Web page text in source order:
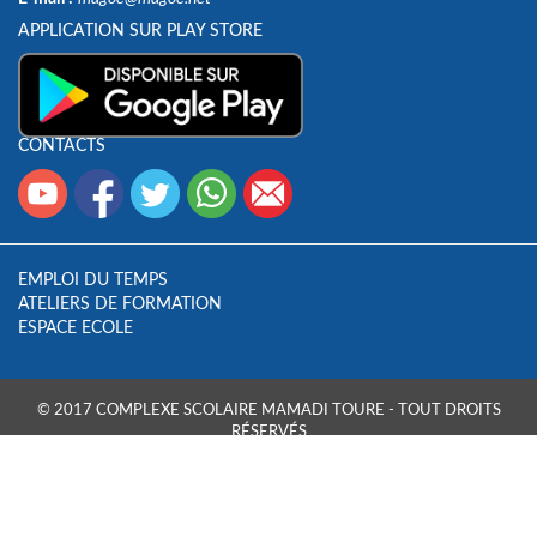
APPLICATION SUR PLAY STORE
CONTACTS
EMPLOI DU TEMPS
ATELIERS DE FORMATION
ESPACE ECOLE
© 2017 COMPLEXE SCOLAIRE MAMADI TOURE - TOUT DROITS
RÉSERVÉS